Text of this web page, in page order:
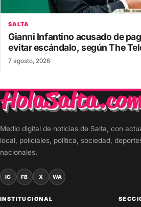
SALTA
Gianni Infantino acusado de
evitar escándalo, según The
7 agosto, 2026
Medio digital de noticias de Salta, con
local, policiales, política, sociedad,
nacionales.
IG FB X WA
INSTITUCIONAL